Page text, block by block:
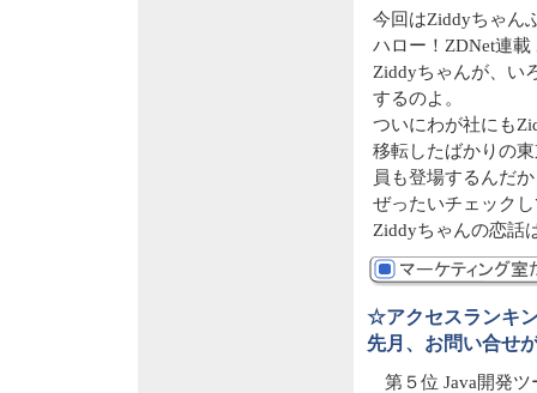
今回はZiddyちゃん
ハロー！ZDNet連
Ziddyちゃんが、い
するのよ。
ついにわが社にも
移転したばかりの
員も登場するんだ
ぜったいチェック
Ziddyちゃんの恋話
☆アクセスランキ
先月、お問い合せ
第５位 Java開発